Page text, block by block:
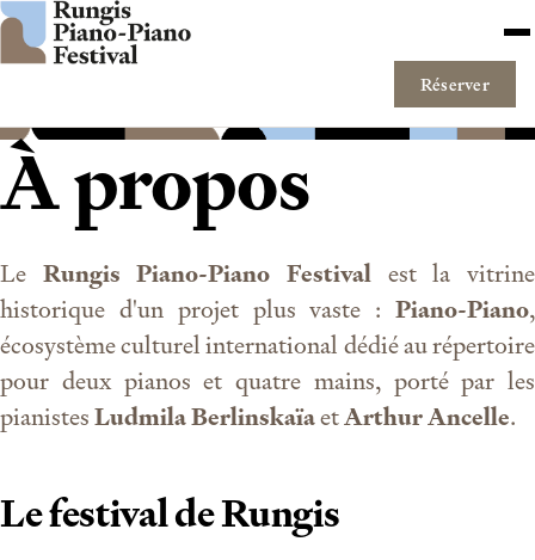
Aller au contenu
Réserver
À propos
Le Rungis Piano-Piano Festival est la vitrine
historique d'un projet plus vaste : Piano-Piano,
écosystème culturel international dédié au répertoire
pour deux pianos et quatre mains, porté par les
pianistesLudmila BerlinskaïaetArthur Ancelle.
Le festival de Rungis